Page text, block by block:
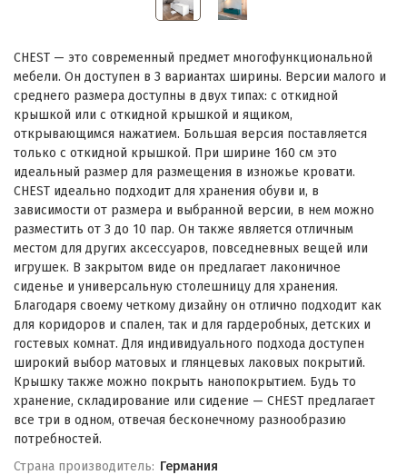
CHEST — это современный предмет многофункциональной
мебели. Он доступен в 3 вариантах ширины. Версии малого и
среднего размера доступны в двух типах: с откидной
крышкой или с откидной крышкой и ящиком,
открывающимся нажатием. Большая версия поставляется
только с откидной крышкой. При ширине 160 см это
идеальный размер для размещения в изножье кровати.
CHEST идеально подходит для хранения обуви и, в
зависимости от размера и выбранной версии, в нем можно
разместить от 3 до 10 пар. Он также является отличным
местом для других аксессуаров, повседневных вещей или
игрушек. В закрытом виде он предлагает лаконичное
сиденье и универсальную столешницу для хранения.
Благодаря своему четкому дизайну он отлично подходит как
для коридоров и спален, так и для гардеробных, детских и
гостевых комнат. Для индивидуального подхода доступен
широкий выбор матовых и глянцевых лаковых покрытий.
Крышку также можно покрыть нанопокрытием. Будь то
хранение, складирование или сидение — CHEST предлагает
все три в одном, отвечая бесконечному разнообразию
потребностей.
Страна производитель: Германия